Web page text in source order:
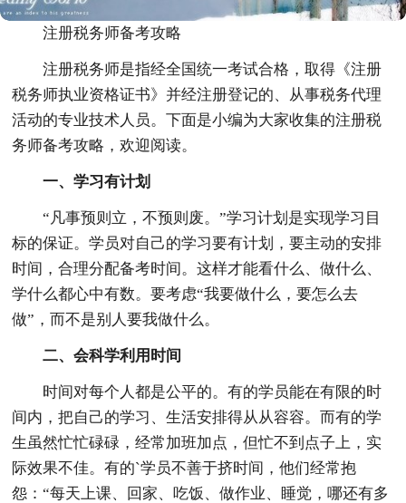
注册税务师备考攻略
注册税务师是指经全国统一考试合格，取得《注册
税务师执业资格证书》并经注册登记的、从事税务代理
活动的专业技术人员。下面是小编为大家收集的注册税
务师备考攻略，欢迎阅读。
一、学习有计划
“凡事预则立，不预则废。”学习计划是实现学习目
标的保证。学员对自己的学习要有计划，要主动的安排
时间，合理分配备考时间。这样才能看什么、做什么、
学什么都心中有数。要考虑“我要做什么，要怎么去
做”，而不是别人要我做什么。
二、会科学利用时间
时间对每个人都是公平的。有的学员能在有限的时
间内，把自己的学习、生活安排得从从容容。而有的学
生虽然忙忙碌碌，经常加班加点，但忙不到点子上，实
际效果不佳。有的`学员不善于挤时间，他们经常抱
怨：“每天上课、回家、吃饭、做作业、睡觉，哪还有多